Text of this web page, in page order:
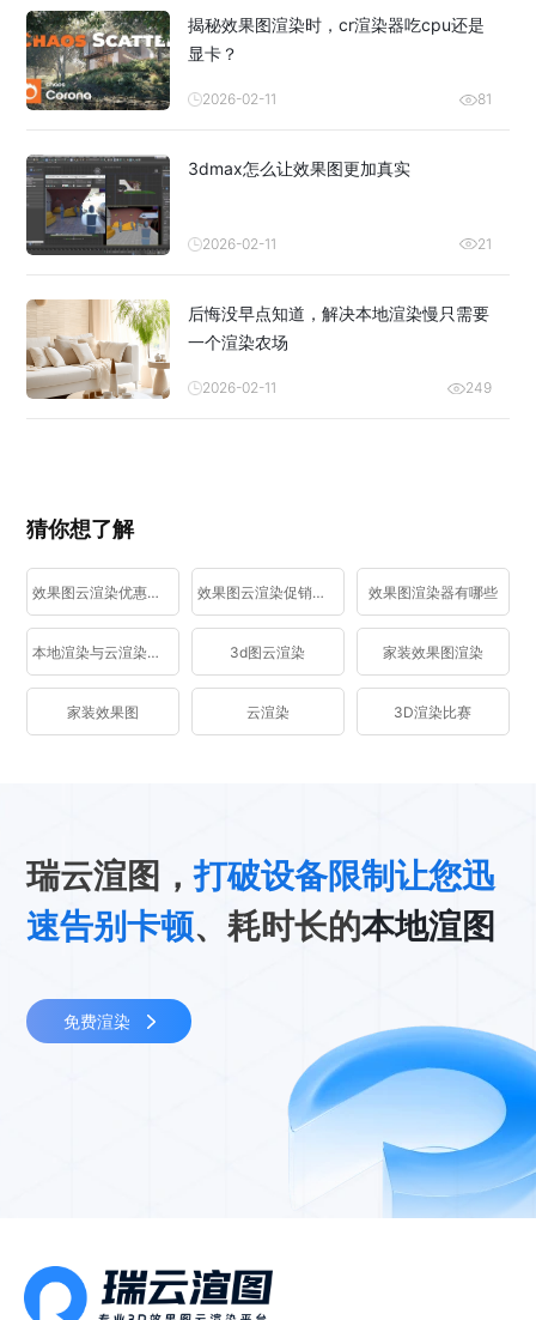
揭秘效果图渲染时，cr渲染器吃cpu还是
显卡？
2026-02-11 81
3dmax怎么让效果图更加真实
2026-02-11 21
后悔没早点知道，解决本地渲染慢只需要
一个渲染农场
2026-02-11 249
猜你想了解
效果图云渲染优惠活动 效果图云渲染促销活动 效果图渲染器有哪些
本地渲染与云渲染区别 3d图云渲染 家装效果图渲染
家装效果图 云渲染 3D渲染比赛
瑞云渲图，打破设备限制让您迅
速告别卡顿、耗时长的本地渲图
免费渲染